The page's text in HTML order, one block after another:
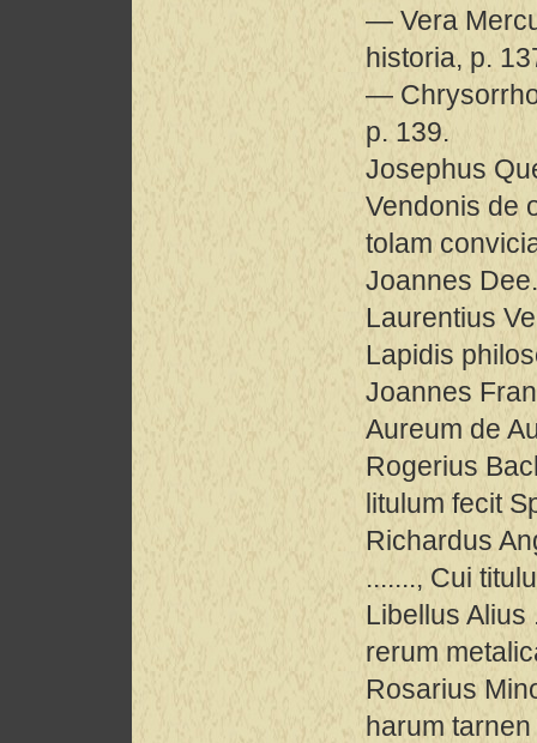
— Vera
historia, p.
—
p. 139.
Josephus
Vendonis de
tolam
Joannes
Laurentius
Lapidis
Joannes
Aureum de
Rogerius
litulum fecit
Richardus
......., Cui
Libellus Alius
rerum
Rosarius
harum